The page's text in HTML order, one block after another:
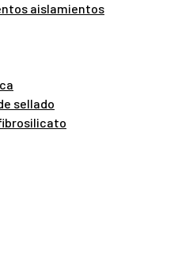
aislamientos
sellado